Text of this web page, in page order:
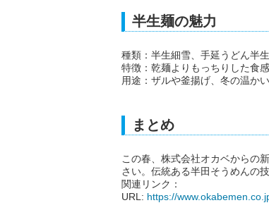
半生麺の魅力
種類：半生細雪、手延うどん半生
特徴：乾麺よりもっちりした食
用途：ザルや釜揚げ、冬の温か
まとめ
この春、株式会社オカベからの
さい。伝統ある半田そうめんの
関連リンク：
URL: https://